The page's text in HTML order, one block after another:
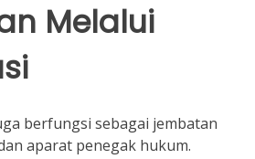
Melalui
berfungsi sebagai jembatan
aparat penegak hukum.